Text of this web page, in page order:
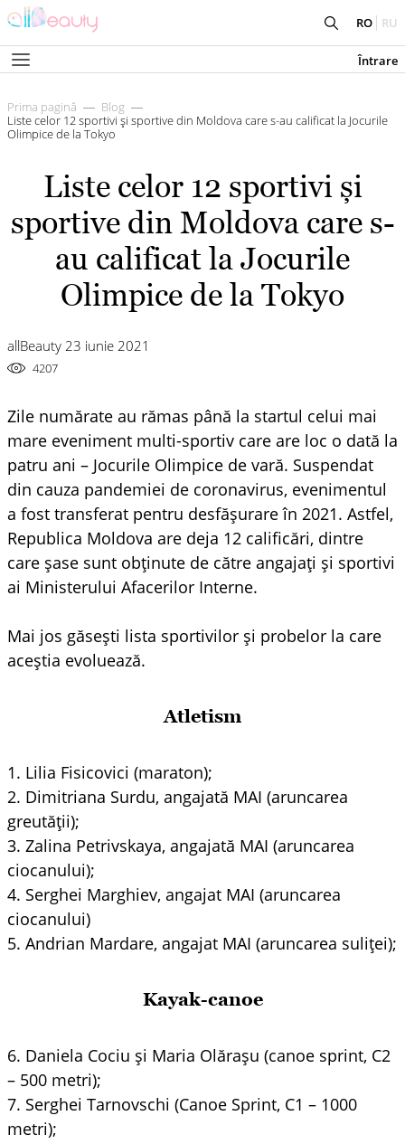
RO RU
Întrare
Prima pagină
Blog
Liste celor 12 sportivi și sportive din Moldova care s-au calificat la Jocurile
Olimpice de la Tokyo
Liste celor 12 sportivi și
sportive din Moldova care s-
au calificat la Jocurile
Olimpice de la Tokyo
allBeauty 23 iunie 2021
4207
Zile numărate au rămas până la startul celui mai
mare eveniment multi-sportiv care are loc o dată la
patru ani – Jocurile Olimpice de vară. Suspendat
din cauza pandemiei de coronavirus, evenimentul
a fost transferat pentru desfășurare în 2021. Astfel,
Republica Moldova are deja 12 calificări, dintre
care șase sunt obținute de către angajați și sportivi
ai Ministerului Afacerilor Interne.
Mai jos găsești lista sportivilor și probelor la care
aceștia evoluează.
Atletism
1. Lilia Fisicovici (maraton);
2. Dimitriana Surdu, angajată MAI (aruncarea
greutății);
3. Zalina Petrivskaya, angajată MAI (aruncarea
ciocanului);
4. Serghei Marghiev, angajat MAI (aruncarea
ciocanului)
5. Andrian Mardare, angajat MAI (aruncarea suliței);
Kayak-canoe
6. Daniela Cociu și Maria Olărașu (canoe sprint, C2
– 500 metri);
7. Serghei Tarnovschi (Canoe Sprint, C1 – 1000
metri);